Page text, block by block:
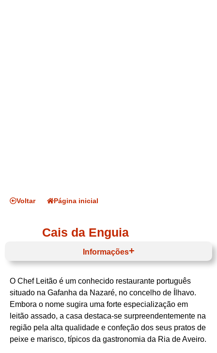
Voltar Página inicial
Cais da Enguia
O Chef Leitão é um conhecido restaurante português
situado na Gafanha da Nazaré, no concelho de Ílhavo.
Embora o nome sugira uma forte especialização em
leitão assado, a casa destaca-se surpreendentemente na
região pela alta qualidade e confeção dos seus pratos de
peixe e marisco, típicos da gastronomia da Ria de Aveiro.
Informações
Horário de funcionamento